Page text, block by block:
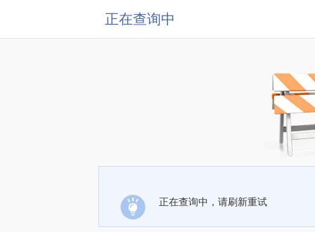
正在查询中
正在查询中，请刷新重试